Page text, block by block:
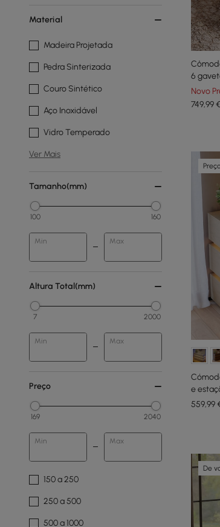
Material
Madeira Projetada
Pedra Sinterizada
Couro Sintético
Aço Inoxidável
Vidro Temperado
Ver Mais
Tamanho(mm)
100 160
Min Max
Altura Total(mm)
7 2000
Min Max
Preço
169 2040
Min Max
150 a 250
250 a 500
500 a 1000
6
Novo
749,99€
e
559,99
De